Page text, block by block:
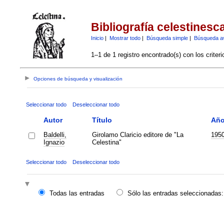
Bibliografía
Inicio| Mostrar todo| Búsqueda simple| Búsqueda
1–1 de 1 registro encontrado(s) con los
Opciones de búsqueda y visualización
Seleccionar todo Deseleccionar todo
Autor Título Año
Baldelli,
Ignazio
Girolamo Claricio editore de "La
Celestina"
Seleccionar todo Deseleccionar todo
Todas las entradas
Sólo las entradas seleccionadas: